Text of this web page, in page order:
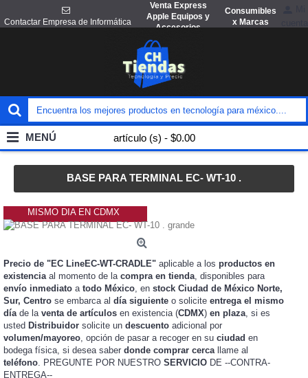
Contactar Empresa de Informática
Venta Express
Apple Equipos y
Accesorios
Consumibles
x Marcas
artículo (s) - $0.00
MENÚ
BASE PARA TERMINAL EC- WT-10 .
MISMO DIA EN CDMX
Precio de "EC LineEC-WT-CRADLE" aplicable a los productos en
existencia al momento de la compra en tienda , disponibles para
envío inmediato a todo México , en stock Ciudad de México Norte,
Sur, Centro se embarca al día siguiente o solicite entrega el mismo
día de la venta de artículos en existencia (CDMX) en plaza , si es
usted Distribuidor solicite un descuento adicional por
volumen/mayoreo , opción de pasar a recoger en su ciudad en
bodega física, si desea saber donde comprar cerca llame al
teléfono . PREGUNTE POR NUESTRO SERVICIO DE --CONTRA-
ENTREGA--